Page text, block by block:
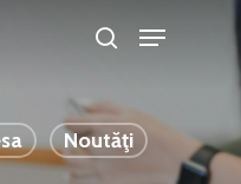
to close
Noutăţi